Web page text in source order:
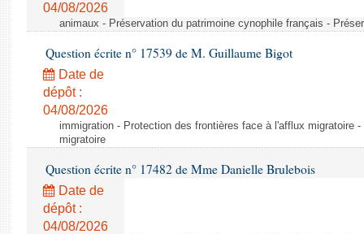
04/08/2026
animaux - Préservation du patrimoine cynophile français -
Question écrite n° 17539 de M. Guillaume Bigot
Date de
dépôt :
04/08/2026
immigration - Protection des frontières face à l'afflux migratoire
migratoire
Question écrite n° 17482 de Mme Danielle Brulebois
Date de
dépôt :
04/08/2026